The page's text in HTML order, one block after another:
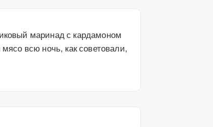
маринад с кардамоном
всю ночь, как советовали,